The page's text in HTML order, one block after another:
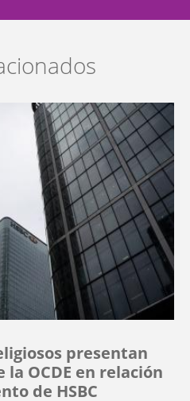
presentan
OCDE en relación
de HSBC